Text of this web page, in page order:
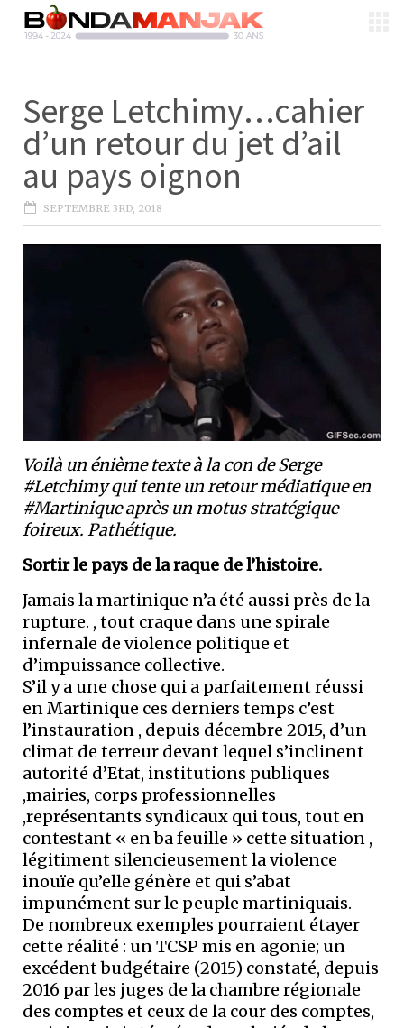
Serge Letchimy…cahier
d’un retour du jet d’ail
au pays oignon
SEPTEMBRE 3RD, 2018
Voilà un énième texte à la con de Serge
#Letchimy qui tente un retour médiatique en
#Martinique après un motus stratégique
foireux. Pathétique.
Sortir le pays de la raque de l’histoire.
Jamais la martinique n’a été aussi près de la
rupture. , tout craque dans une spirale
infernale de violence politique et
d’impuissance collective.
S’il y a une chose qui a parfaitement réussi
en Martinique ces derniers temps c’est
l’instauration , depuis décembre 2015, d’un
climat de terreur devant lequel s’inclinent
autorité d’Etat, institutions publiques
,mairies, corps professionnelles
,représentants syndicaux qui tous, tout en
contestant « en ba feuille » cette situation ,
légitiment silencieusement la violence
inouïe qu’elle génère et qui s’abat
impunément sur le peuple martiniquais.
De nombreux exemples pourraient étayer
cette réalité : un TCSP mis en agonie; un
excédent budgétaire (2015) constaté, depuis
2016 par les juges de la chambre régionale
des comptes et ceux de la cour des comptes,